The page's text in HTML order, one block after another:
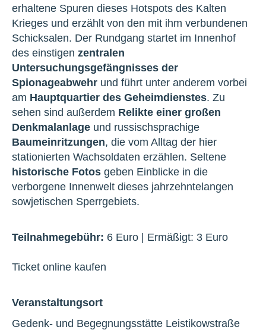
erhaltene Spuren dieses Hotspots des Kalten
Krieges und erzählt von den mit ihm verbundenen
Schicksalen. Der Rundgang startet im Innenhof
des einstigen zentralen
Untersuchungsgefängnisses der
Spionageabwehr und führt unter anderem vorbei
am Hauptquartier des Geheimdienstes. Zu
sehen sind außerdem Relikte einer großen
Denkmalanlage und russischsprachige
Baumeinritzungen, die vom Alltag der hier
stationierten Wachsoldaten erzählen. Seltene
historische Fotos geben Einblicke in die
verborgene Innenwelt dieses jahrzehntelangen
sowjetischen Sperrgebiets.
Teilnahmegebühr: 6 Euro | Ermäßigt: 3 Euro
Ticket online kaufen
Veranstaltungsort
Gedenk- und Begegnungsstätte Leistikowstraße